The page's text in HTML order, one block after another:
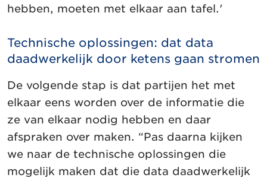
hebben, moeten met elkaar aan tafel.'
Technische oplossingen: dat data
daadwerkelijk door ketens gaan stromen
De volgende stap is dat partijen het met
elkaar eens worden over de informatie die
ze van elkaar nodig hebben en daar
afspraken over maken. “Pas daarna kijken
we naar de technische oplossingen die
mogelijk maken dat die data daadwerkelijk